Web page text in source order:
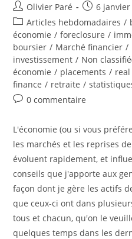
Auteur/autrice
de
la
publication :
Olivier Paré
Post
published:
6 janvier
Post
category:
Articles hebdomadaires /
économie / foreclosure /
boursier / Marché financier /
investissement / Non
économie / placements /
finance / retraite /
Post0 commentaire
L'économie (ou si vous
les marchés et les reprises
évoluent rapidement, et
conseils que j'apporte aux
façon dont je gère les actifs
que ceux-ci ont dans
tous et chacun, qu'on le
quelques temps dans les